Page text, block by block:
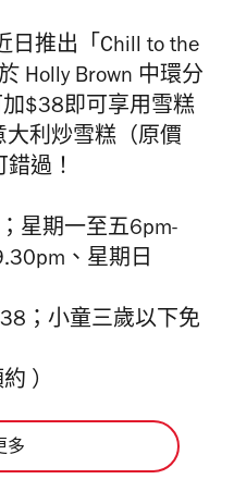
日推出「Chill to the
Holly Brown 中環分
$38即可享用雪糕
利炒雪糕（原價
過！
星期一至五6pm-
、星期日
；小童三歲以下免
）
多